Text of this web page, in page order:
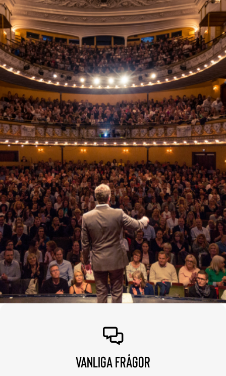
VANLIGA FRÅGOR